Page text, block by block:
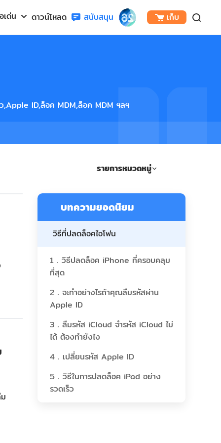
เด่น ดาวน์โหลด สนับสนุน เก็บ
ID,ล็อค MDM,ล็อค MDM ฯลฯ
รายการหมวดหมู่
ดูเพิ่มเติม
การกู้คืนข้อมูล
แก้ไขปัญหาต่างๆ ของ iOS
คำอธิบายปัญหา & เคล็ดลับของ LINE
เสียงและเคล็ดลับพีซี
บทความยอดนิยม
วิธีที่ปลดล็อคไอโฟน
1．วิธีปลดล็อค iPhone ที่ครอบคลุม
ที่สุด
2．จะทำอย่างไรถ้าคุณลืมรหัสผ่าน
Apple ID
3．ลืมรหัส iCloud จํารหัส iCloud ไม่
ได้ ต้องทำยังไง
4．เปลี่ยนรหัส Apple ID
5．วิธีในการปลดล็อค iPad อย่าง
รวดเร็ว